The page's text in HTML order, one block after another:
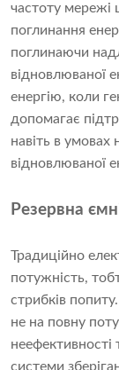
частоту
поглинання
поглинаючи
відновлюваної
енергію, коли
допомагає
навіть в умовах
відновлюваної
Резервна
Традиційно
потужність,
стрибків
не на повну
неефективності
системи